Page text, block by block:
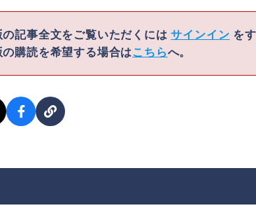
の記事全文をご覧いただくにはサインイン を
購読を希望する場合は こちらへ。